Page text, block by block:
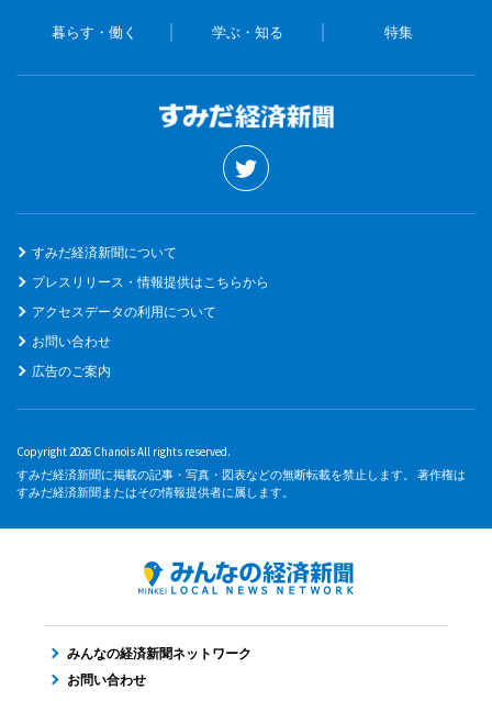
暮らす・働く 学ぶ・知る 特集
すみだ経済新聞について
プレスリリース・情報提供はこちらから
アクセスデータの利用について
お問い合わせ
広告のご案内
Copyright 2026 Chanois All rights reserved.
すみだ経済新聞に掲載の記事・写真・図表などの無断転載を禁止します。 著作権は
すみだ経済新聞またはその情報提供者に属します。
みんなの経済新聞ネットワーク
お問い合わせ